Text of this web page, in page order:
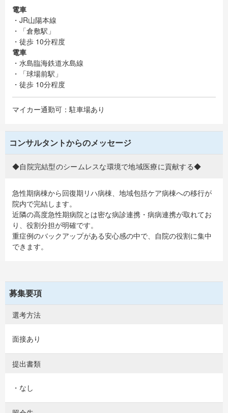
電車
・JR山陽本線
・「倉敷駅」
・徒歩 10分程度
電車
・水島臨海鉄道水島線
・「球場前駅」
・徒歩 10分程度
マイカー通勤可：駐車場あり
コンサルタントからのメッセージ
◆自院完結型のシームレスな環境で地域医療に貢献する◆
急性期病棟から回復期リハ病棟、地域包括ケア病棟への移行が
院内で完結します。
近隣の高度急性期病院とは密な病診連携・病病連携が取れてお
り、役割分担が明確です。
重症例のバックアップがある安心感の中で、自院の役割に集中
できます。
募集要項
選考方法
面接あり
提出書類
・なし